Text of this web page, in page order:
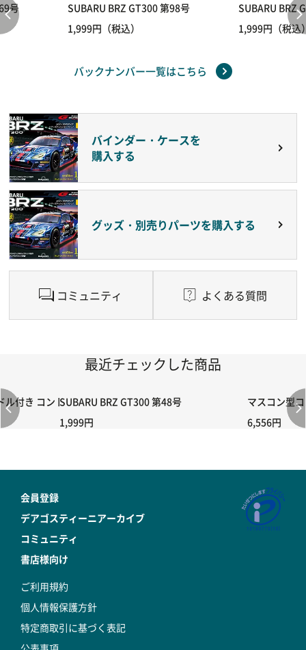
号
SUBARU BRZ GT300 第98号
1,999円（税込）
SUBARU BRZ
1,999円（税込
バックナンバー一覧はこちら
バインダー・ケースを
購入する
グッズ・別売りパーツを購入する
コミュニティ よくある質問
最近チェックした商品
付き コントローラー＆ポイント切り替えスイッチRC-02/C002 /
SUBARU BRZ GT300 第48号
1,999円
マスコン型
6,556円
会員登録
デアゴスティーニアーカイブ
コミュニティ
書店様向け
ご利用規約
個人情報保護方針
特定商取引に基づく表記